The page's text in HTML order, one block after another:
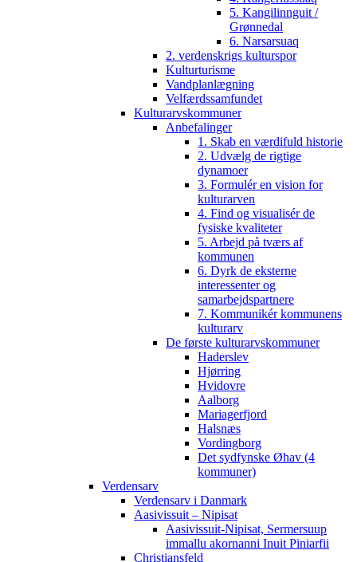
5. Kangilinnguit /
Grønnedal
6. Narsarsuaq
2. verdenskrigs kulturspor
Kulturturisme
Vandplanlægning
Velfærdssamfundet
Kulturarvskommuner
Anbefalinger
1. Skab en værdifuld historie
2. Udvælg de rigtige
dynamoer
3. Formulér en vision for
kulturarven
4. Find og visualisér de
fysiske kvaliteter
5. Arbejd på tværs af
kommunen
6. Dyrk de eksterne
interessenter og
samarbejdspartnere
7. Kommunikér kommunens
kulturarv
De første kulturarvskommuner
Haderslev
Hjørring
Hvidovre
Aalborg
Mariagerfjord
Halsnæs
Vordingborg
Det sydfynske Øhav (4
kommuner)
Verdensarv
Verdensarv i Danmark
Aasivissuit – Nipisat
Aasivissuit-Nipisat, Sermersuup
immallu akornanni Inuit Piniarfii
Christiansfeld